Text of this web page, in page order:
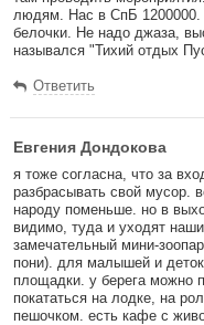
людям. Нас в СпБ 1200000.
белочки. Не надо джаза,
назывался "Тихий отдых
Ответить
Евгения Дондокова
я тоже согласна, что за
разбрасывать свой мусор.
народу поменьше. но в
видимо, туда и уходят
замечательный мини-
пони). для малышей и
площадки. у берега можно
покататься на лодке, на
пешочком. есть кафе с